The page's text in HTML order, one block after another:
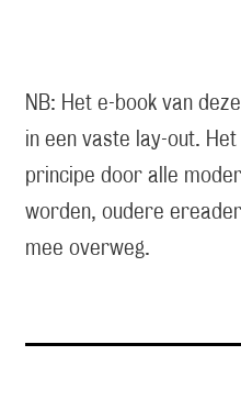
NB: Het e-book van
in een vaste lay-out.
principe door alle
worden, oudere
mee overweg.